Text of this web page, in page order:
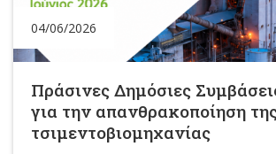
04/06/2026
Πράσινες Δημόσιες
για την απανθρακοποίηση
τσιμεντοβιομηχανίας